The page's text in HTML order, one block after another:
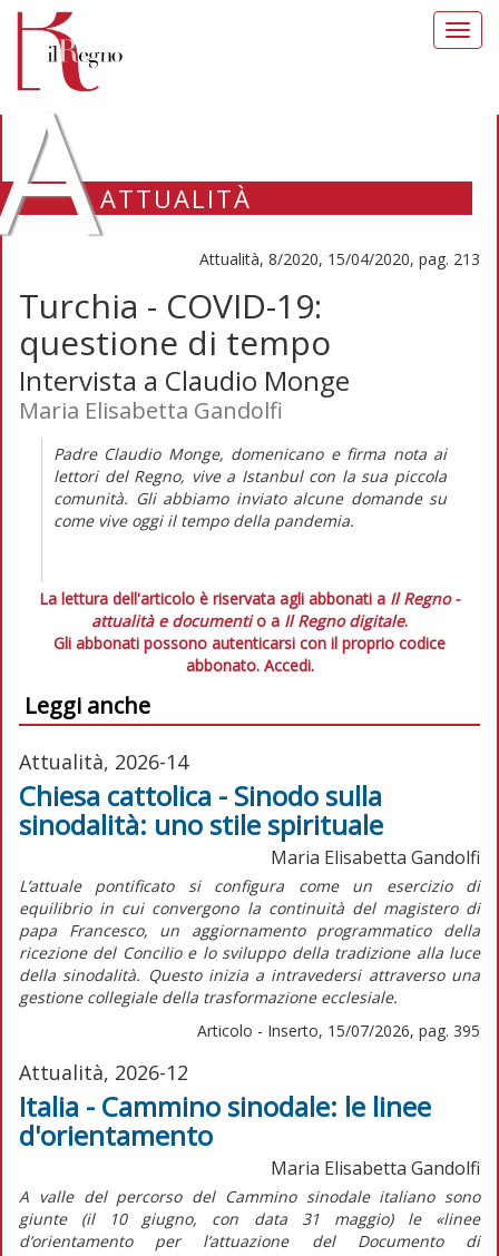
ATTUALITÀ
Attualità, 8/2020, 15/04/2020, pag. 213
Turchia - COVID-19:
questione di tempo
Intervista a Claudio Monge
Maria Elisabetta Gandolfi
Padre Claudio Monge, domenicano e firma nota ai
lettori del Regno, vive a Istanbul con la sua piccola
comunità. Gli abbiamo inviato alcune domande su
come vive oggi il tempo della pandemia.
La lettura dell'articolo è riservata agli abbonati a Il Regno -
attualità e documentio a Il Regno digitale.
Gli abbonati possono autenticarsi con il proprio codice
abbonato. Accedi.
Leggi anche
Attualità, 2026-14
Chiesa cattolica - Sinodo sulla
sinodalità: uno stile spirituale
Maria Elisabetta Gandolfi
L’attuale pontificato si configura come un esercizio di
equilibrio in cui convergono la continuità del magistero di
papa Francesco, un aggiornamento programmatico della
ricezione del Concilio e lo sviluppo della tradizione alla luce
della sinodalità. Questo inizia a intravedersi attraverso una
gestione collegiale della trasformazione ecclesiale.
Articolo - Inserto, 15/07/2026, pag. 395
Attualità, 2026-12
Italia - Cammino sinodale: le linee
d'orientamento
Maria Elisabetta Gandolfi
A valle del percorso del Cammino sinodale italiano sono
giunte (il 10 giugno, con data 31 maggio) le «linee
d’orientamento per l’attuazione del Documento di